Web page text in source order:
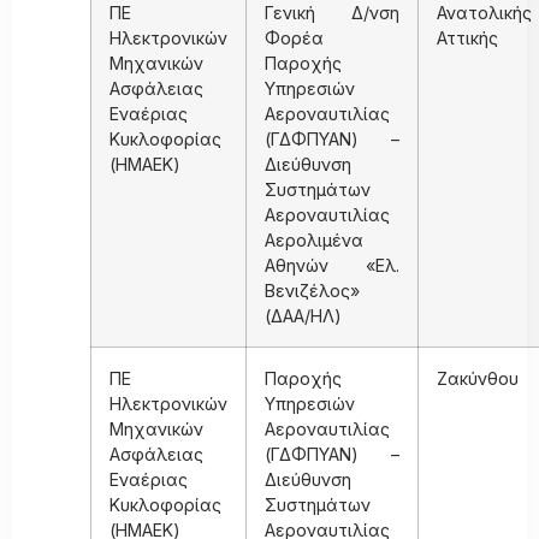
ΠΕ
Ηλεκτρονικών
Μηχανικών
Ασφάλειας
Εναέριας
Κυκλοφορίας
(ΗΜΑΕΚ)
Γενική Δ/νση
Φορέα
Παροχής
Υπηρεσιών
Αεροναυτιλίας
(ΓΔΦΠΥΑΝ) –
Διεύθυνση
Συστημάτων
Αεροναυτιλίας
Αερολιμένα
Αθηνών «Ελ.
Βενιζέλος»
(ΔΑΑ/ΗΛ)
Ανατολικής
Αττικής
ΠΕ
Ηλεκτρονικών
Μηχανικών
Ασφάλειας
Εναέριας
Κυκλοφορίας
(ΗΜΑΕΚ)
Παροχής
Υπηρεσιών
Αεροναυτιλίας
(ΓΔΦΠΥΑΝ) –
Διεύθυνση
Συστημάτων
Αεροναυτιλίας
Ζακύνθου